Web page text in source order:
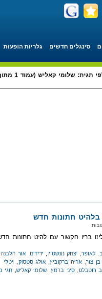
סינגלים חדשים גלריות הופעות
תגית: שלומי קאליש (עמוד 1 מתוך 1)
בלהיט חתונות חדש
בריו חקשור עם להיט חתונות
ב. לאופר יצחק נונשטיין ידידים אור הלבנה
צור אריה ברקוביץ אולג סטסוק
ויטלי
רוטבלט סיני ברמץ שלומי קאליש חגי